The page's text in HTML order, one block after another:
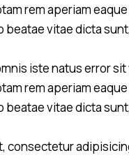
rem aperiam
vitae dicta
iste natus error
rem aperiam
vitae dicta
consectetur